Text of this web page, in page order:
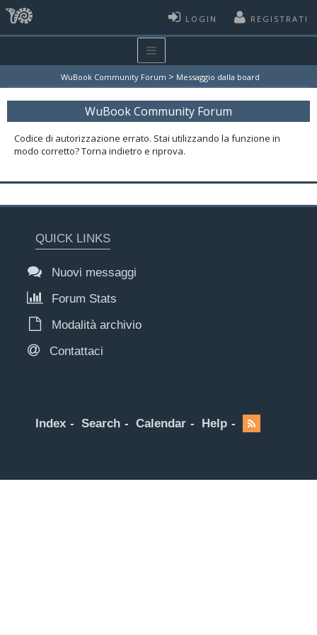
LOGIN REGISTRATI
WuBook Community Forum > Messaggio dalla board
WuBook Community Forum
Codice di autorizzazione errato. Stai utilizzando la funzione in
modo corretto? Torna indietro e riprova.
QUICK LINKS
Nuovi messaggi
Forum Stats
Modalità archivio
Contattaci
Index Search Calendar Help